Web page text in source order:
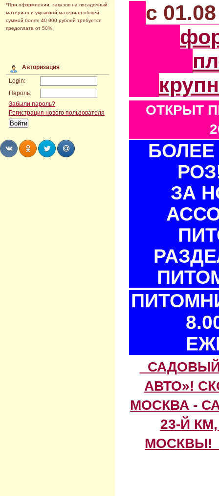
*При оформлении заказов на посадочный
материал и укрывной материал общей
суммой более 40 000 рублей требуется
предоплата от 50%.
Авторизация
Login:
Пароль:
Забыли пароль?
Регистрация нового пользователя
с
ОТКРЫТ
БОЛЕЕ
ЗА
АВТО»!
МОСКВА -
23-Й
МОСКВЫ!